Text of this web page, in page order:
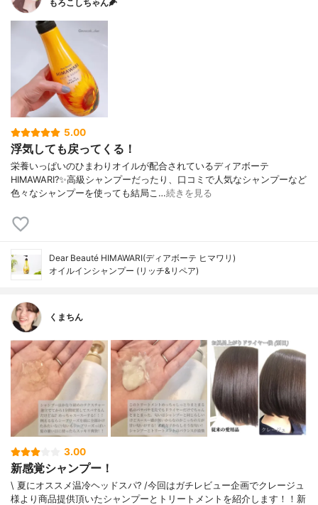
もろこしちゃん🌽
5.00
浮気しても戻ってくる！
栄養いっぱいのひまわりオイルが配合されているディアボーテ
HIMAWARI?✨高級シャンプーだったり、口コミで人気なシャンプーなど
色々なシャンプーを使っても結局こ…続きを見る
Dear Beauté HIMAWARI(ディアボーテ ヒマワリ)
オイルインシャンプー (リッチ&リペア)
くまちん
3.00
新感覚シャンプー！
\ 夏にオススメ温冷ヘッドスパ? /今回はガチレビュー企画でクレージュ
様より商品提供頂いたシャンプーとトリートメントを紹介します！！新